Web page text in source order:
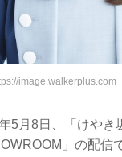
image.walkerplus.com
5月8日、「けやき
」の配